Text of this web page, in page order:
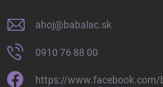
ahoj@babalac.sk
0910 76 88 00
https://www.facebook.com/